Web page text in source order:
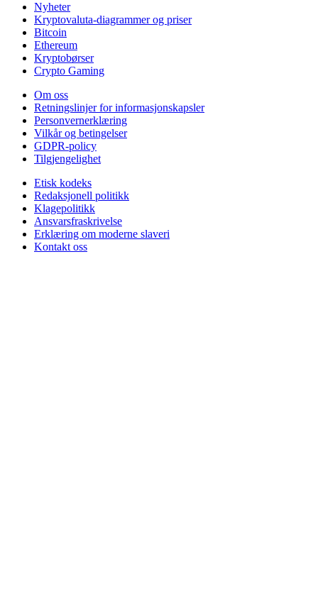
Nyheter
Kryptovaluta-diagrammer og priser
Bitcoin
Ethereum
Kryptobørser
Crypto Gaming
Om oss
Retningslinjer for informasjonskapsler
Personvernerklæring
Vilkår og betingelser
GDPR-policy
Tilgjengelighet
Etisk kodeks
Redaksjonell politikk
Klagepolitikk
Ansvarsfraskrivelse
Erklæring om moderne slaveri
Kontakt oss